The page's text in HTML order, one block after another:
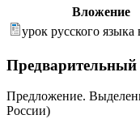
Вложение
урок русского языка
Предварительный
Предложение.
России)